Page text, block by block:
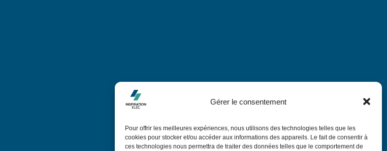
Gérer le consentement
Pour offrir les meilleures expériences, nous utilisons des technologies telles que les
cookies pour stocker et/ou accéder aux informations des appareils. Le fait de consentir à
ces technologies nous permettra de traiter des données telles que le comportement de